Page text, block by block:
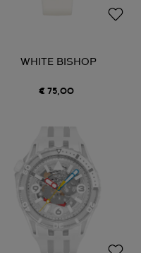
WHITE BISHOP
€ 75,00